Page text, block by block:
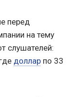
перед
на тему
слушателей:
доллар по 33